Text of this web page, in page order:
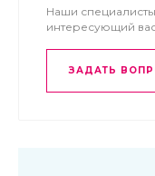
Наши
интересующий
ЗАДАТЬ